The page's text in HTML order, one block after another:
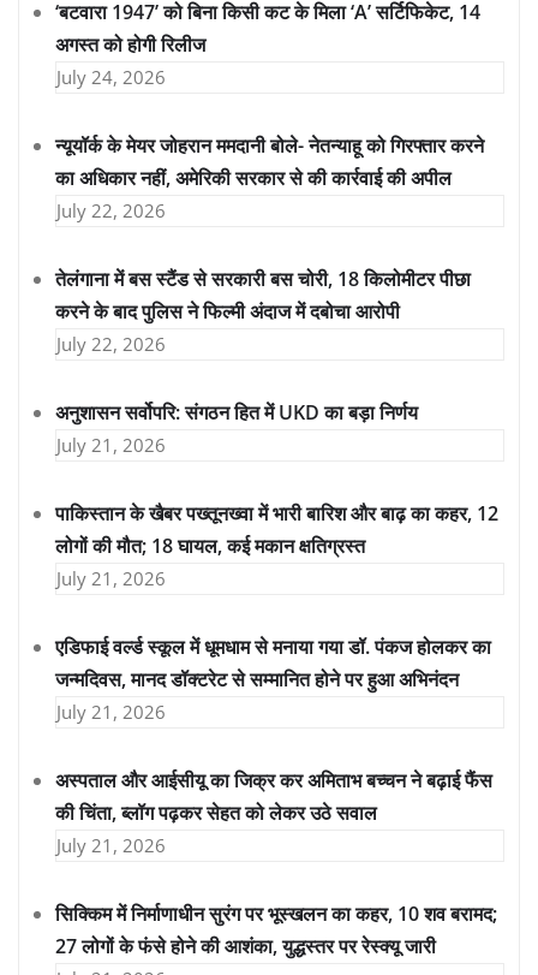
‘बटवारा 1947’ को बिना किसी कट के मिला ‘A’ सर्टिफिकेट, 14
अगस्त को होगी रिलीज
July 24, 2026
न्यूयॉर्क के मेयर जोहरान ममदानी बोले- नेतन्याहू को गिरफ्तार करने
का अधिकार नहीं, अमेरिकी सरकार से की कार्रवाई की अपील
July 22, 2026
तेलंगाना में बस स्टैंड से सरकारी बस चोरी, 18 किलोमीटर पीछा
करने के बाद पुलिस ने फिल्मी अंदाज में दबोचा आरोपी
July 22, 2026
अनुशासन सर्वोपरि: संगठन हित में UKD का बड़ा निर्णय
July 21, 2026
पाकिस्तान के खैबर पख्तूनख्वा में भारी बारिश और बाढ़ का कहर, 12
लोगों की मौत; 18 घायल, कई मकान क्षतिग्रस्त
July 21, 2026
एडिफाई वर्ल्ड स्कूल में धूमधाम से मनाया गया डॉ. पंकज होलकर का
जन्मदिवस, मानद डॉक्टरेट से सम्मानित होने पर हुआ अभिनंदन
July 21, 2026
अस्पताल और आईसीयू का जिक्र कर अमिताभ बच्चन ने बढ़ाई फैंस
की चिंता, ब्लॉग पढ़कर सेहत को लेकर उठे सवाल
July 21, 2026
सिक्किम में निर्माणाधीन सुरंग पर भूस्खलन का कहर, 10 शव बरामद;
27 लोगों के फंसे होने की आशंका, युद्धस्तर पर रेस्क्यू जारी